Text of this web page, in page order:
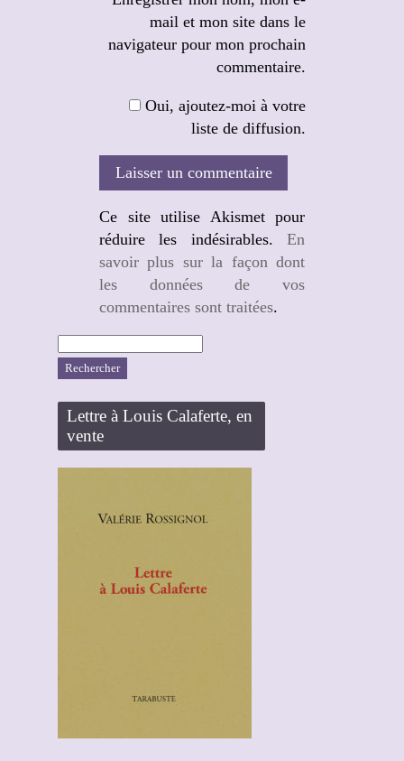
mail et mon site dans le
navigateur pour mon prochain
commentaire.
Oui, ajoutez-moi à votre
liste de diffusion.
Ce site utilise Akismet pour
réduire les indésirables. En
savoir plus sur la façon dont
les données de vos
commentaires sont traitées.
Lettre à Louis Calaferte, en
vente